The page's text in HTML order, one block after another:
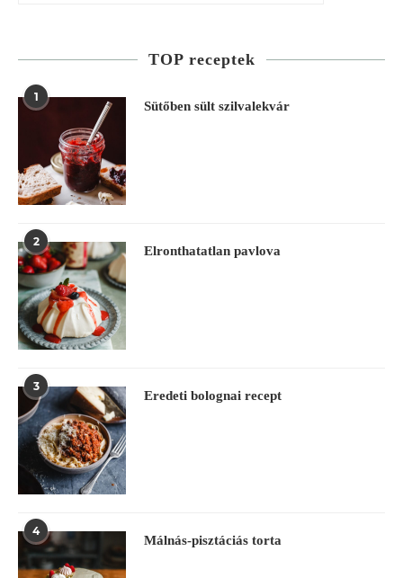
TOP receptek
1
Sütőben sült szilvalekvár
2
Elronthatatlan pavlova
3
Eredeti bolognai recept
4
Málnás-pisztáciás torta